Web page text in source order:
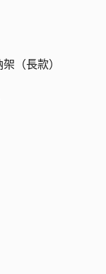
（長款）